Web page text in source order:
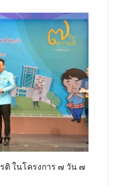
ติ ในโครงการ ๗ วัน ๗